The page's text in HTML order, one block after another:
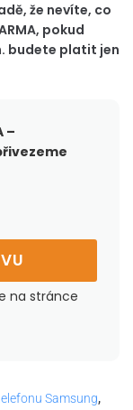
že nevíte, co
pokud
budete platit jen
–
na stránce
Samsung,